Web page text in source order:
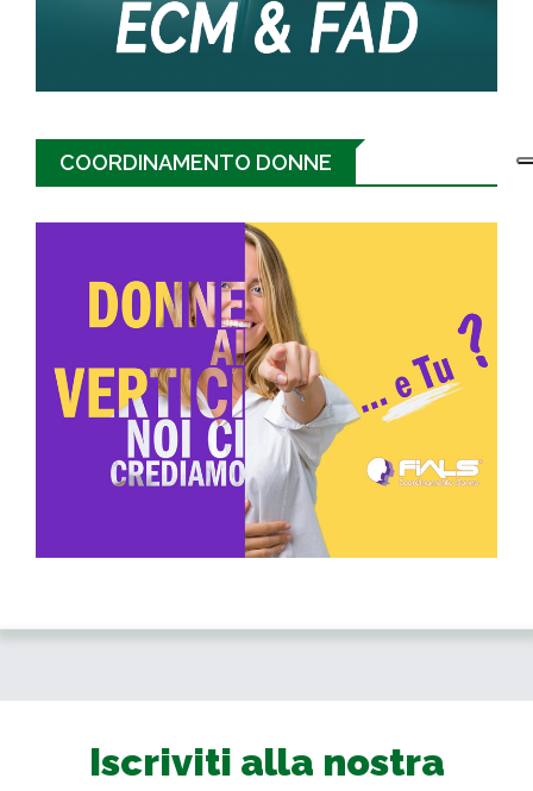
COORDINAMENTO DONNE
Iscriviti alla nostra